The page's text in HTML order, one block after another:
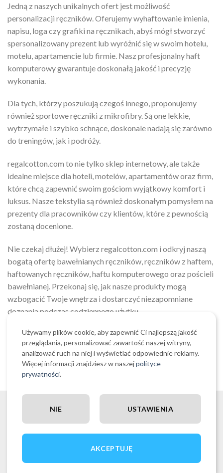
Jedną z naszych unikalnych ofert jest możliwość
personalizacji ręczników. Oferujemy wyhaftowanie imienia,
napisu, loga czy grafiki na ręcznikach, abyś mógł stworzyć
spersonalizowany prezent lub wyróżnić się w swoim hotelu,
motelu, apartamencie lub firmie. Nasz profesjonalny haft
komputerowy gwarantuje doskonałą jakość i precyzję
wykonania.
Dla tych, którzy poszukują czegoś innego, proponujemy
również sportowe ręczniki z mikrofibry. Są one lekkie,
wytrzymałe i szybko schnące, doskonale nadają się zarówno
do treningów, jak i podróży.
regalcotton.com to nie tylko sklep internetowy, ale także
idealne miejsce dla hoteli, motelów, apartamentów oraz firm,
które chcą zapewnić swoim gościom wyjątkowy komfort i
luksus. Nasze tekstylia są również doskonałym pomysłem na
prezenty dla pracowników czy klientów, które z pewnością
zostaną docenione.
Nie czekaj dłużej! Wybierz regalcotton.com i odkryj naszą
bogatą ofertę bawełnianych ręczników, ręczników z haftem,
haftowanych ręczników, haftu komputerowego oraz pościeli
bawełnianej. Przekonaj się, jak nasze produkty mogą
wzbogacić Twoje wnętrza i dostarczyć niezapomniane
doznania podczas codziennego użytku.
Zaufaj regalcotton.com i ciesz się tekstyliami najwyższej
jakości, które spełnią Twoje oczekiwania i przyniosą wiele
satysfakcji.
KONTAKT
Kontakt mailowy:
Używamy plików cookie, aby zapewnić Ci najlepszą jakość
przeglądania, personalizować zawartość naszej witryny,
analizować ruch na niej i wyświetlać odpowiednie reklamy.
Więcej informacji znajdziesz w naszejpolityce
prywatności.
AKCEPTUJĘ
USTAWIENIA
NIE